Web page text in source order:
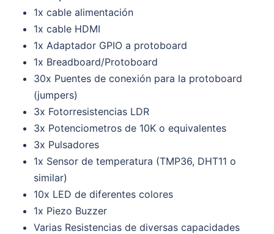
1x cable alimentación
1x cable HDMI
1x Adaptador GPIO a protoboard
1x Breadboard/Protoboard
30x Puentes de conexión para la protoboard
(jumpers)
3x Fotorresistencias LDR
3x Potenciometros de 10K o equivalentes
3x Pulsadores
1x Sensor de temperatura (TMP36, DHT11 o
similar)
10x LED de diferentes colores
1x Piezo Buzzer
Varias Resistencias de diversas capacidades